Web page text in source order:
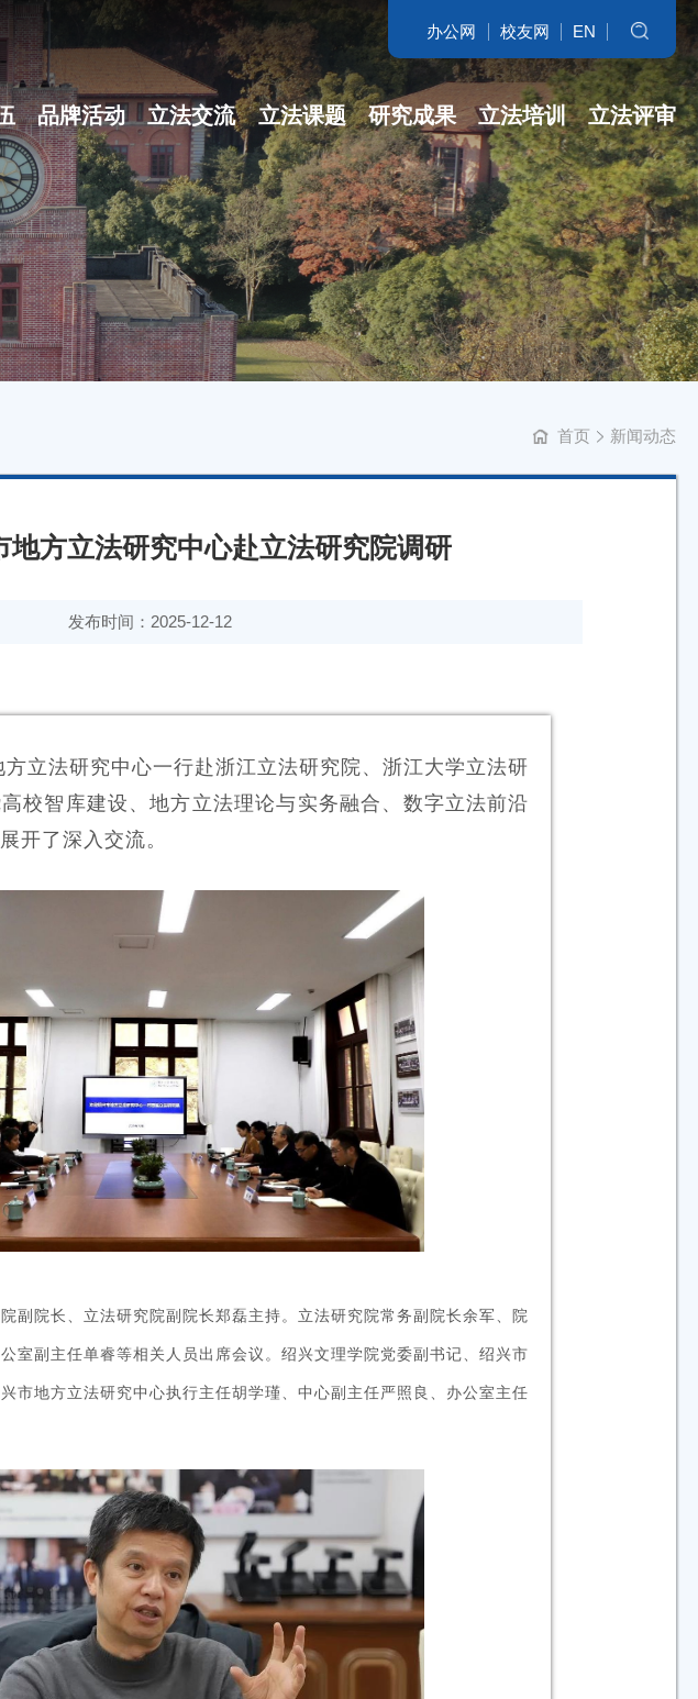
办公网 校友网 EN
搜索
团队
品牌活动
之江立法论坛
地方立法十大...
名家讲坛
立法沙龙
立法交流
名家访谈
讲坛实录
学科培育
立法课题
省哲社课题
省新型智库课...
立法委托课题
智库自设课题
研究成果
立法研究参考
专著
立法培训
开班盛况
培训交流
立法评审
首页 新闻动态
地方立法研究中心赴立法研究院调研
发布时间：2025-12-12
立法研究中心一行赴浙江立法研究院、浙江大学立法研
校智库建设、地方立法理论与实务融合、数字立法前沿
开了深入交流。
副院长、立法研究院副院长郑磊主持。立法研究院常务副院长余军、院
室副主任单睿等相关人员出席会议。绍兴文理学院党委副书记、绍兴市
市地方立法研究中心执行主任胡学瑾、中心副主任严照良、办公室主任